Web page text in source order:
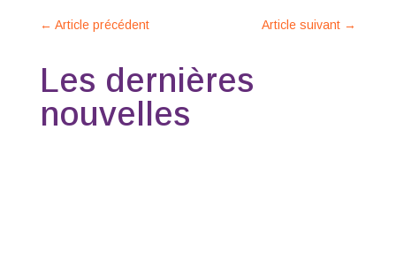
← Article précédent Article suivant →
Les dernières
nouvelles